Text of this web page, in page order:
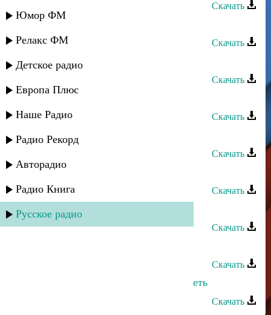
Юмор ФМ
Релакс ФМ
Детское радио
Европа Плюс
Наше Радио
Радио Рекорд
Авторадио
Радио Книга
Русское радио
Скачать
Рашид Багатаев - Глаза
Скачать
Рашид Багатаев - Расставание
Скачать
Рашид Багатаев - Аллагь
Скачать
Рашид Багатаев - Приди ко мне
Скачать
Рашид Багатаев - Душа
Скачать
Скачать
Скачать
Алим Магомедов - Хочу тебя увидеть
Скачать